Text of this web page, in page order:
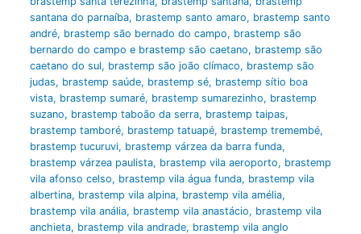
santana do parnaíba, brastemp santo amaro, brastemp santo
andré, brastemp são bernado do campo, brastemp são
bernardo do campo e brastemp são caetano, brastemp são
caetano do sul, brastemp são joão clímaco, brastemp são
judas, brastemp saúde, brastemp sé, brastemp sítio boa
vista, brastemp sumaré, brastemp sumarezinho, brastemp
suzano, brastemp taboão da serra, brastemp taipas,
brastemp tamboré, brastemp tatuapé, brastemp tremembé,
brastemp tucuruvi, brastemp várzea da barra funda,
brastemp várzea paulista, brastemp vila aeroporto, brastemp
vila afonso celso, brastemp vila água funda, brastemp vila
albertina, brastemp vila alpina, brastemp vila amélia,
brastemp vila anália, brastemp vila anastácio, brastemp vila
anchieta, brastemp vila andrade, brastemp vila anglo